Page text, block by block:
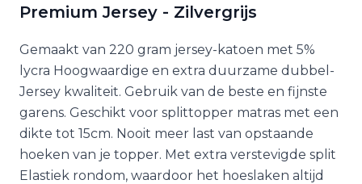
Premium Jersey - Zilvergrijs
Gemaakt van 220 gram jersey-katoen met 5%
lycra Hoogwaardige en extra duurzame dubbel-
Jersey kwaliteit. Gebruik van de beste en fijnste
garens. Geschikt voor splittopper matras met een
dikte tot 15cm. Nooit meer last van opstaande
hoeken van je topper. Met extra verstevigde split
Elastiek rondom, waardoor het hoeslaken altijd